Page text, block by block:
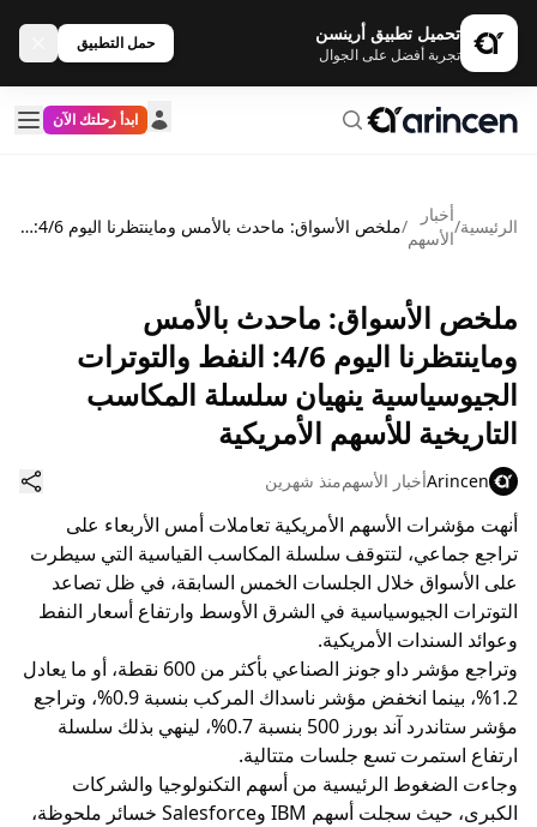
تحميل تطبيق أرينسن
تجربة أفضل على الجوال
حمل التطبيق
ابدأ رحلتك الآن
الرئيسية/
أخبار
الأسهم
/ ملخص الأسواق: ماحدث بالأمس وماينتظرنا اليوم 4/6: النفط والتوترات الجيوسياسية ينهيان سلسلة المكاسب التاريخية للأسهم الأمريكية
ملخص الأسواق: ماحدث بالأمس
وماينتظرنا اليوم 4/6: النفط والتوترات
الجيوسياسية ينهيان سلسلة المكاسب
التاريخية للأسهم الأمريكية
Arincenأخبار الأسهممنذ شهرين
أنهت مؤشرات الأسهم الأمريكية تعاملات أمس الأربعاء على
تراجع جماعي، لتتوقف سلسلة المكاسب القياسية التي سيطرت
على الأسواق خلال الجلسات الخمس السابقة، في ظل تصاعد
التوترات الجيوسياسية في الشرق الأوسط وارتفاع أسعار النفط
وعوائد السندات الأمريكية.
وتراجع مؤشر داو جونز الصناعي بأكثر من 600 نقطة، أو ما يعادل
1.2%، بينما انخفض مؤشر ناسداك المركب بنسبة 0.9%، وتراجع
مؤشر ستاندرد آند بورز 500 بنسبة 0.7%، لينهي بذلك سلسلة
ارتفاع استمرت تسع جلسات متتالية.
وجاءت الضغوط الرئيسية من أسهم التكنولوجيا والشركات
الكبرى، حيث سجلت أسهم IBM وSalesforce خسائر ملحوظة،